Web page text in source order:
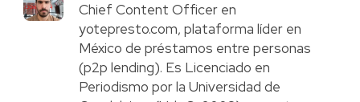
Chief Content Officer en
yotepresto.com, plataforma líder en
México de préstamos entre personas
(p2p lending). Es Licenciado en
Periodismo por la Universidad de